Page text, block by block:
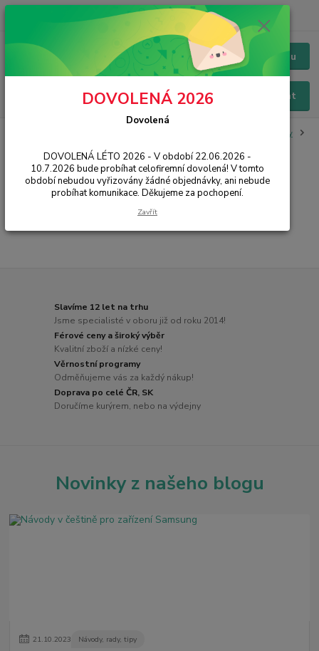
Menu
Hledat
Chat / Online podpora - 24/7
Hodiny a budíky
Nástěnné hodiny
Slavíme 12 let na trhu
Jsme specialisté v oboru již od roku 2014!
Férové ceny a široký výběr
Kvalitní zboží a nízké ceny!
Věrnostní programy
Odměňujeme vás za každý nákup!
Doprava po celé ČR, SK
Doručíme kurýrem, nebo na výdejny
Novinky z našeho blogu
21.10.2023 Návody, rady, tipy
DOVOLENÁ 2026
Dovolená
DOVOLENÁ LÉTO 2026 - V období 22.06.2026 -
10.7.2026 bude probíhat celofiremní dovolená! V tomto
období nebudou vyřizovány žádné objednávky, ani nebude
probíhat komunikace. Děkujeme za pochopení.
Zavřít